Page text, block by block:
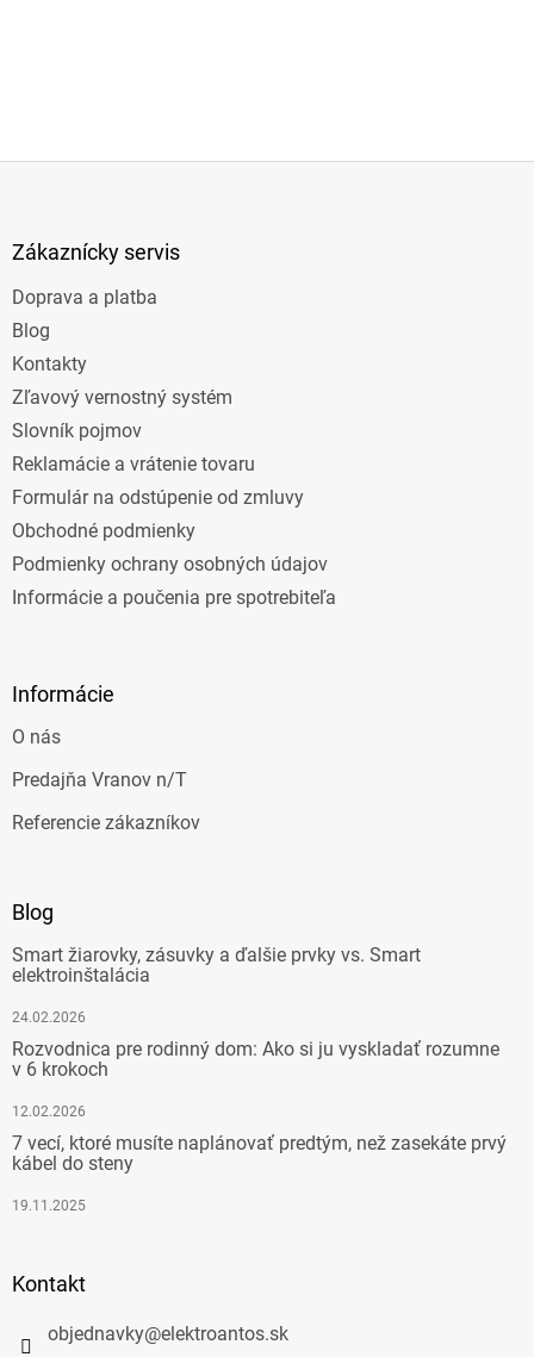
Zákaznícky servis
Doprava a platba
Blog
Kontakty
Zľavový vernostný systém
Slovník pojmov
Reklamácie a vrátenie tovaru
Formulár na odstúpenie od zmluvy
Obchodné podmienky
Podmienky ochrany osobných údajov
Informácie a poučenia pre spotrebiteľa
Informácie
O nás
Predajňa Vranov n/T
Referencie zákazníkov
Blog
Smart žiarovky, zásuvky a ďalšie prvky vs. Smart
elektroinštalácia
24.02.2026
Rozvodnica pre rodinný dom: Ako si ju vyskladať rozumne
v 6 krokoch
12.02.2026
7 vecí, ktoré musíte naplánovať predtým, než zasekáte prvý
kábel do steny
19.11.2025
Kontakt
objednavky@elektroantos.sk